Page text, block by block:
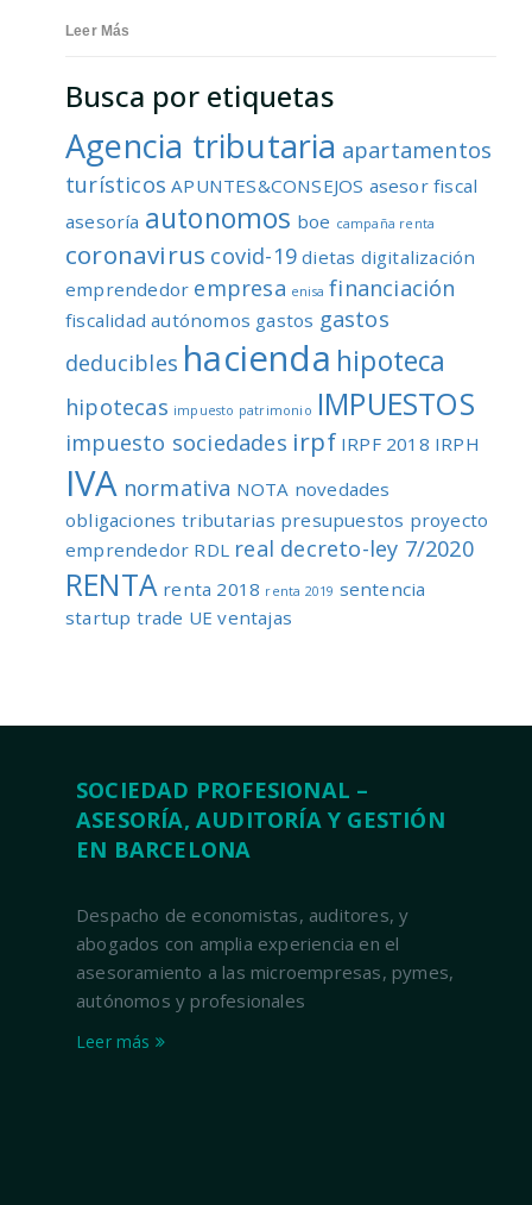
Leer Más
Busca por etiquetas
Agencia tributaria apartamentos
turísticos APUNTES&CONSEJOS asesor fiscal
asesoría autonomos boe campaña renta
coronavirus covid-19 dietas digitalización
emprendedor empresa enisa financiación
fiscalidad autónomos gastos gastos
deducibles hacienda hipoteca
hipotecas impuesto patrimonio IMPUESTOS
impuesto sociedades irpf IRPF 2018 IRPH
IVA normativa NOTA novedades
obligaciones tributarias presupuestos proyecto
emprendedor RDL real decreto-ley 7/2020
RENTA renta 2018 renta 2019 sentencia
startup trade UE ventajas
SOCIEDAD PROFESIONAL –
ASESORÍA, AUDITORÍA Y GESTIÓN
EN BARCELONA
Despacho de economistas, auditores, y
abogados con amplia experiencia en el
asesoramiento a las microempresas, pymes,
autónomos y profesionales
Leer más